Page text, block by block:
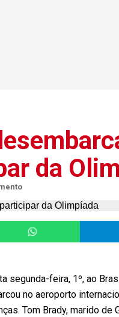
da
segunda-feira, 1º, ao
no aeroporto
Tom Brady, marido de